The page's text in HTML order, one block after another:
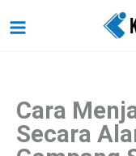
ke
Cara
Secara
a